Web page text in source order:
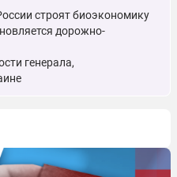
строят биоэкономику
дорожно-
генерала,